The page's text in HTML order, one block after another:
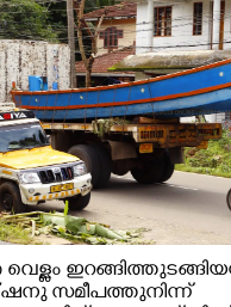
സമീപത്തുനിന്ന്